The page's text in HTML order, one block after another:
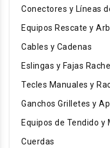
Conectores y Líneas
Equipos Rescate y
Cables y Cadenas
Eslingas y Fajas
Tecles Manuales y
Ganchos Grilletes y
Equipos de Tendido y
Cuerdas